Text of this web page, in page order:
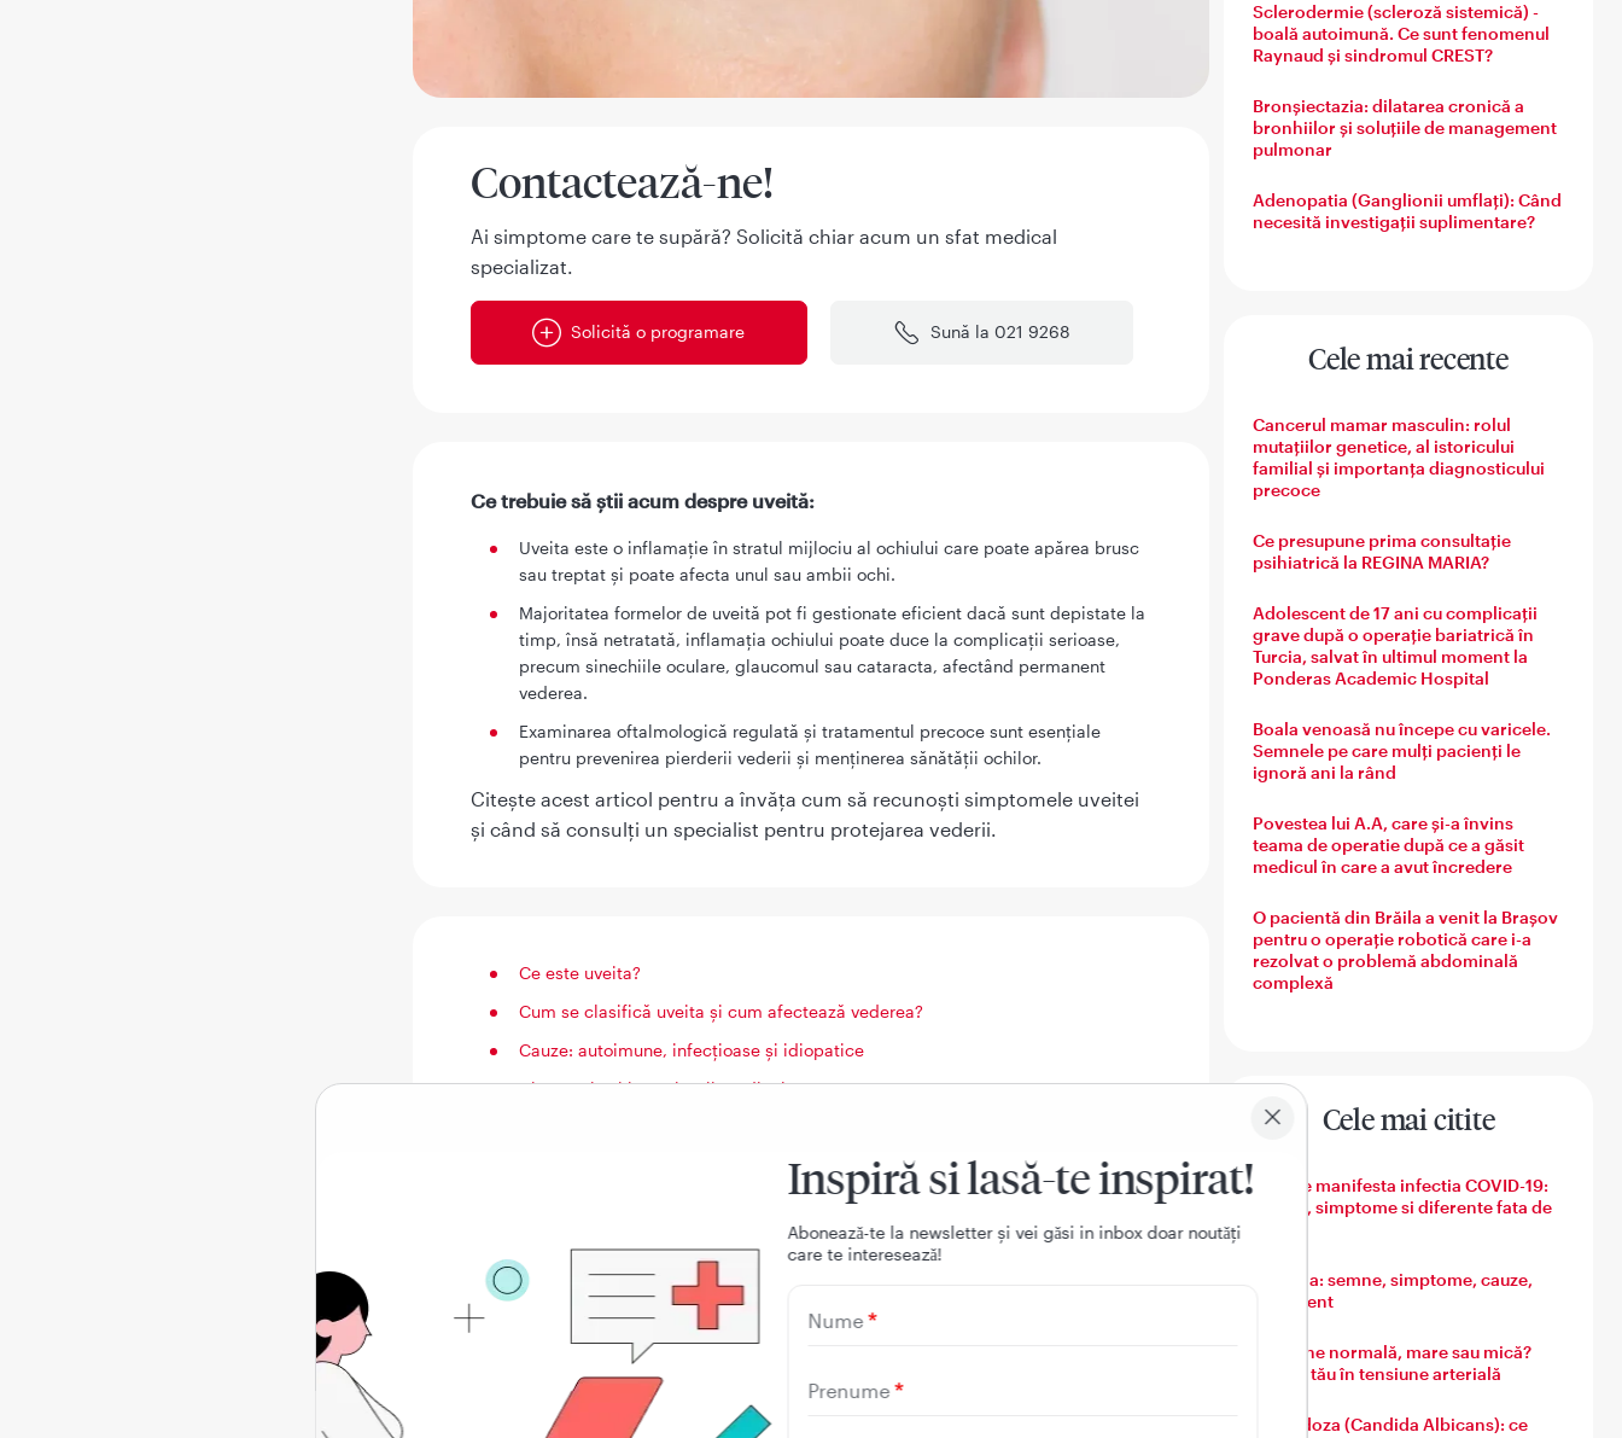
Contactează-ne!
Ai simptome care te supără? Solicită chiar acum un sfat medical
specializat.
Solicită o programare Sună la 021 9268
Ce trebuie să știi acum despre uveită:
Uveita este o inflamație în stratul mijlociu al ochiului care poate apărea brusc
sau treptat și poate afecta unul sau ambii ochi.
Majoritatea formelor de uveită pot fi gestionate eficient dacă sunt depistate la
timp, însă netratată, inflamația ochiului poate duce la complicații serioase,
precum sinechiile oculare, glaucomul sau cataracta, afectând permanent
vederea.
Examinarea oftalmologică regulată și tratamentul precoce sunt esențiale
pentru prevenirea pierderii vederii și menținerea sănătății ochilor.
Citește acest articol pentru a învăța cum să recunoști simptomele uveitei
și când să consulți un specialist pentru protejarea vederii.
Ce este uveita?
Cum se clasifică uveita și cum afectează vederea?
Cauze: autoimune, infecțioase și idiopatice
Diagnostic și investigații medicale
Ce pași concreți ai de făcut acum?
Ce este uveita?
Uveita este o afecțiune inflamatorie a uveei, stratul mijlociu al ochiului
Inspiră si lasă-te inspirat!
Aboneazǎ-te la newsletter și vei gǎsi in inbox doar noutǎți
care te intereseazǎ!
Nume
Prenume
Sclerodermie (scleroză sistemică) -
boală autoimună. Ce sunt fenomenul
Raynaud și sindromul CREST?
Bronșiectazia: dilatarea cronică a
bronhiilor și soluțiile de management
pulmonar
Adenopatia (Ganglionii umflați): Când
necesită investigații suplimentare?
Cele mai recente
Cancerul mamar masculin: rolul
mutațiilor genetice, al istoricului
familial și importanța diagnosticului
precoce
Ce presupune prima consultație
psihiatrică la REGINA MARIA?
Adolescent de 17 ani cu complicații
grave după o operație bariatrică în
Turcia, salvat în ultimul moment la
Ponderas Academic Hospital
Boala venoasă nu începe cu varicele.
Semnele pe care mulți pacienți le
ignoră ani la rând
Povestea lui A.A, care și-a învins
teama de operatie după ce a găsit
medicul în care a avut încredere
O pacientă din Brăila a venit la Brașov
pentru o operație robotică care i-a
rezolvat o problemă abdominală
complexă
Cele mai citite
Cum se manifesta infectia COVID-19:
semne, simptome si diferente fata de
Varicela: semne, simptome, cauze,
tratament
Tensiune normală, mare sau mică?
Ghidul tău în tensiune arterială
Candidoza (Candida Albicans): ce